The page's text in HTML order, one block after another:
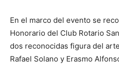
En el marco del evento se
Honorario del Club Rotario
dos reconocidas figura del
Rafael Solano y Erasmo